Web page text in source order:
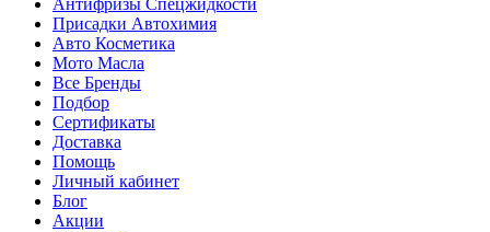
Антифризы Спецжидкости
Присадки Автохимия
Авто Косметика
Мото Масла
Все Бренды
Подбор
Сертификаты
Доставка
Помощь
Личный кабинет
Блог
Акции